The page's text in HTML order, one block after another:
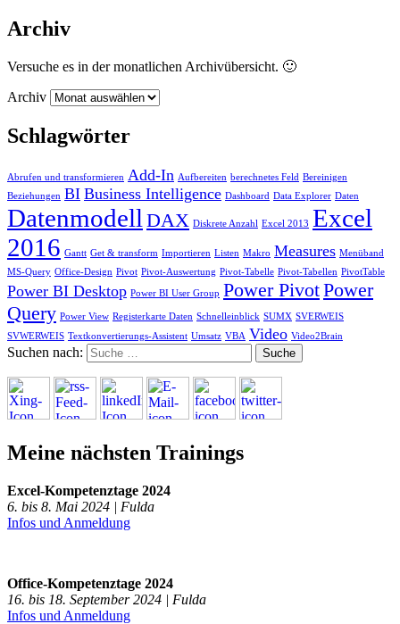
Archiv
Versuche es in der monatlichen Archivübersicht. 🙂
Archiv
Schlagwörter
Abrufen und transformieren Add-In Aufbereiten berechnetes Feld Bereinigen
Beziehungen BI Business Intelligence Dashboard Data Explorer Daten
Datenmodell DAX Diskrete Anzahl Excel 2013 Excel
2016 Gantt Get & transform Importieren Listen Makro Measures Menüband
MS-Query Office-Design Pivot Pivot-Auswertung Pivot-Tabelle Pivot-Tabellen PivotTable
Power BI Desktop Power BI User Group Power PivotPower
Query Power View Registerkarte Daten Schnelleinblick SUMX SVERWEIS
SVWERWEIS Textkonvertierungs-Assistent Umsatz VBA Video Video2Brain
Suchen nach:
Meine nächsten Trainings
Excel-Kompetenztage 2024
6. bis 8. Mai 2024 | Fulda
Infos und Anmeldung
Office-Kompetenztage 2024
16. bis 18. September 2024 | Fulda
Infos und Anmeldung